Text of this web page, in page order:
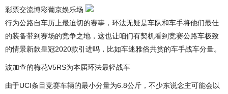
彩票交流博彩葡京娱乐场
行为公路自车历上最迫切的赛事，环法无疑是车队和车手将他们最佳
的装备带到赛场的竞争之地，这也让咱们有契机看到竞赛公路车极致
的情景新款皇冠2020款引进吗，比如车迷雅俗共赏的车手战车分量。
波加查的梅花V5RS为本届环法最轻战车
由于UCI条目竞赛车辆的最小分量为6.8公斤，不少东说念主可能会以